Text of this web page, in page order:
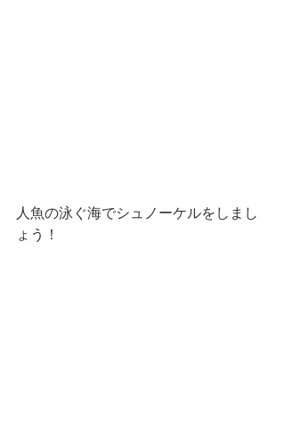
人魚の泳ぐ海でシュノーケルをしまし
ょう！